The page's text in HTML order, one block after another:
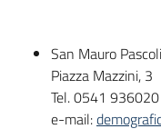
San Mauro Pascoli
Piazza Mazzini, 3
Tel. 0541
e-mail: